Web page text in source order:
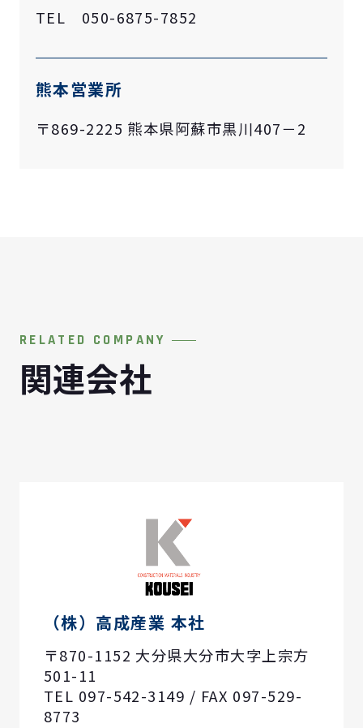
TEL 050-6875-7852
熊本営業所
〒869-2225 熊本県阿蘇市黒川407－2
RELATED COMPANY
関連会社
（株）高成産業 本社
〒870-1152 大分県大分市大字上宗方
501-11
TEL 097-542-3149 / FAX 097-529-
8773